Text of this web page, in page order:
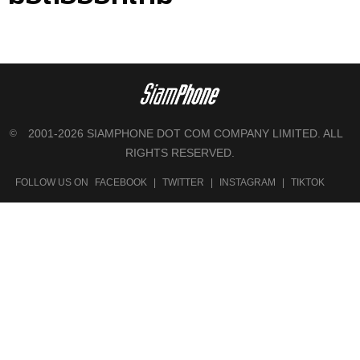
©
2001-2026 SIAMPHONE DOT COM COMPANY LIMITED. ALL
RIGHTS RESERVED.
FOLLOW US ON FACEBOOK | TWITTER | INSTAGRAM | TIKTOK